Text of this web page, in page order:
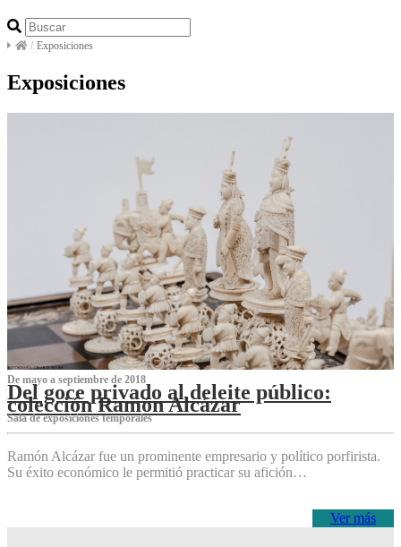
/ Exposiciones
Exposiciones
De mayo a septiembre de 2018
Del goce privado al deleite público:
colección Ramón Alcázar
Sala de exposiciones temporales
Ramón Alcázar fue un prominente empresario y político porfirista.
Su éxito económico le permitió practicar su afición…
Ver más